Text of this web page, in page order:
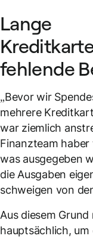
Lange
fehlende
„Bevor wir
mehrere
war ziemlich
Finanzteam
was ausgegeben
die Ausgaben
schweigen von
Aus diesem
hauptsächlich,